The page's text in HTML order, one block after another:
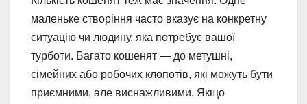
маленьке створіння часто вказує на конкретну
ситуацію чи людину, яка потребує вашої
турботи. Багато кошенят — до метушні,
сімейних або робочих клопотів, які можуть бути
приємними, але виснажливими. Якщо